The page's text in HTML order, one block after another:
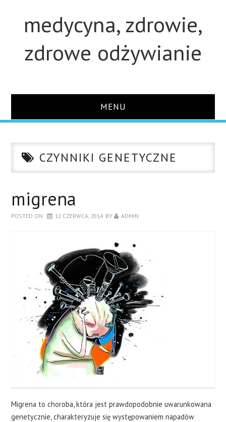
medycyna, zdrowie,
zdrowe odżywianie
MENU
STUDIA
KONTAKT
CZYNNIKI GENETYCZNE
migrena
POSTED ON 12 CZERWCA, 2014 BY ADMIN
Migrena to choroba, która jest prawdopodobnie uwarunkowana
genetycznie, charakteryzuje się występowaniem napadów